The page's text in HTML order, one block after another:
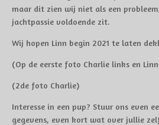
maar dit zien wij niet als een
jachtpassie voldoende zit.
Wij hopen Linn begin 2021 te laten
(Op de eerste foto Charlie links en
(2de foto Charlie)
Interesse in een pup? Stuur ons even
gegevens, even kort wat over jullie